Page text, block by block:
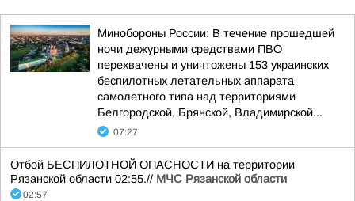
Минобороны России: В течение прошедшей
ночи дежурными средствами ПВО
перехвачены и уничтожены 153 украинских
беспилотных летательных аппарата
самолетного типа над территориями
Белгородской, Брянской, Владимирской...
07:27
Отбой БЕСПИЛОТНОЙ ОПАСНОСТИ на территории
Рязанской области 02:55.// МЧС Рязанской области
02:57